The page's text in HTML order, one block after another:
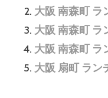
大阪 南森町 ラ
大阪 南森町 ラ
大阪 南森町 ラ
大阪 扇町 ラン